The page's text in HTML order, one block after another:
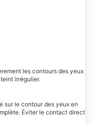
les contours des yeux
irrégulier.
sur le contour des yeux en
Éviter le contact direct